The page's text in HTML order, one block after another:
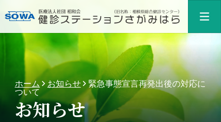
ホーム お知らせ
緊急事態宣言再発出後の対応に
ついて
お知らせ